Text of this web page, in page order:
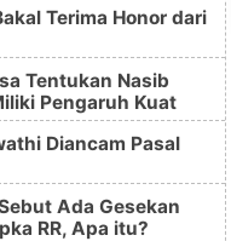
Terima Honor dari
Tentukan Nasib
Pengaruh Kuat
Diancam Pasal
Ada Gesekan
RR, Apa itu?